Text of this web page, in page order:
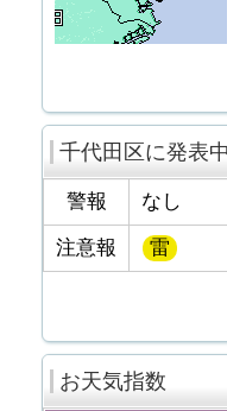
千代田区に発表
警報 なし
注意報 雷
お天気指数